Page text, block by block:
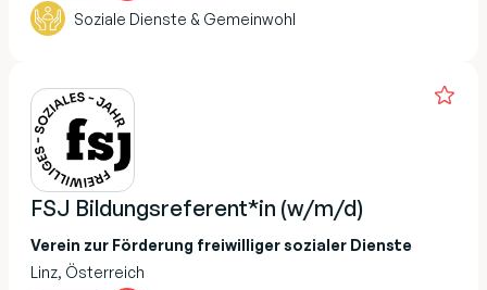
Soziale Dienste & Gemeinwohl
FSJ Bildungsreferent*in (w/m/d)
Verein zur Förderung freiwilliger sozialer Dienste
Linz, Österreich